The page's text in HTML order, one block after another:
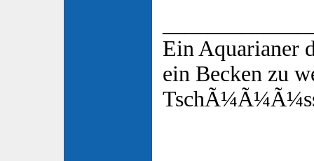
Ein Aquarianer
ein Becken zu